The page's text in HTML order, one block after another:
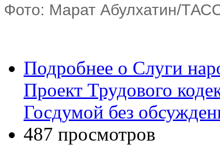
Фото: Марат Абулхатин/
Подробнее о Слуги
Проект Трудового
Госдумой без
487 просмотров